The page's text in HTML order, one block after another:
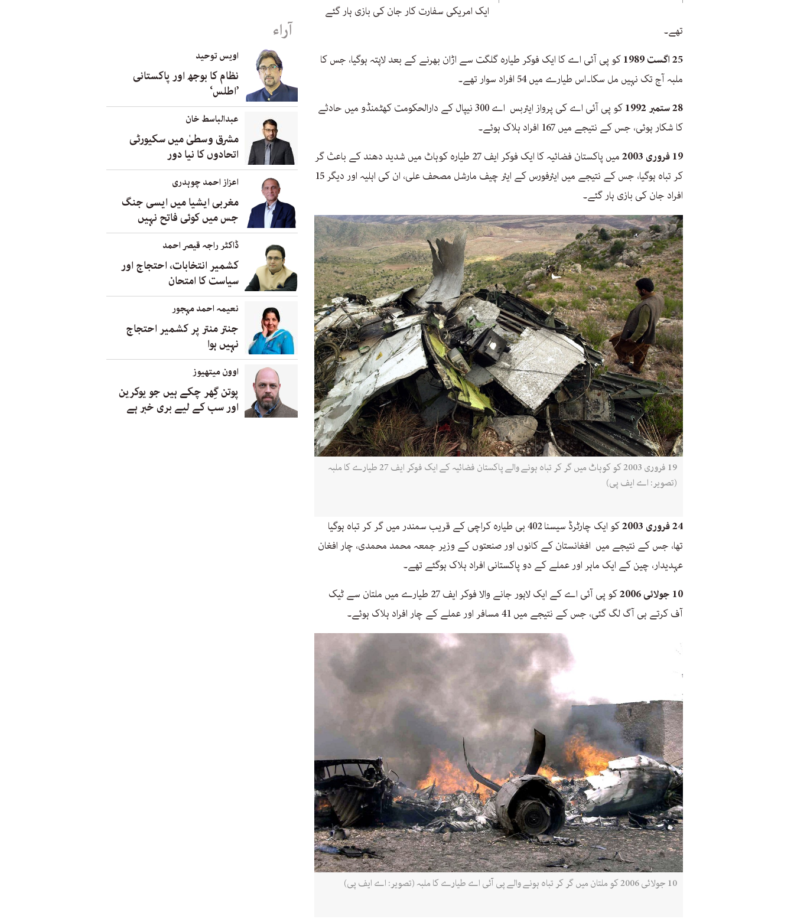
ایک امریکی سفارت کار جان کی بازی ہار گئے
تھے۔
25 اگست 1989
کو پی آئی اے کا ایک فوکر طیارہ گلگت سے اڑان بھرنے کے بعد لاپتہ ہوگیا، جس کا
ملبہ آج تک نہیں مل سکا۔اس طیارے میں 54 افراد سوار تھے۔
28 ستمبر 1992
کو پی آئی اے کی پرواز ایئربس اے 300 نیپال کے دارالحکومت کھٹمنڈو میں حادثے
کا شکار ہوئی، جس کے نتیجے میں 167 افراد ہلاک ہوئے۔
19 فروری 2003
میں پاکستان فضائیہ کا ایک فوکر ایف 27 طیارہ کوہاٹ میں شدید دھند کے باعث گر
کر تباہ ہوگیا، جس کے نتیجے میں ایئرفورس کے ایئر چیف مارشل مصحف علی، ان کی اہلیہ اور دیگر 15
افراد جان کی بازی ہار گئے۔
19 فروری 2003 کو کوہاٹ میں گر کر تباہ ہونے والے پاکستان فضائیہ کے ایک فوکر ایف 27 طیارے کا ملبہ
(تصویر: اے ایف پی)
24 فروری 2003
کو ایک چارٹرڈ سیسنا 402 بی طیارہ کراچی کے قریب سمندر میں گر کر تباہ ہوگیا
تھا، جس کے نتیجے میں افغانستان کے کانوں اور صنعتوں کے وزیر جمعہ محمد محمدی، چار افغان
عہدیدار، چین کے ایک ماہر اور عملے کے دو پاکستانی افراد ہلاک ہوگئے تھے۔
10 جولائی 2006
کو پی آئی اے کے ایک لاہور جانے والا فوکر ایف 27 طیارے میں ملتان سے ٹیک
آف کرتے ہی آگ لگ گئی، جس کے نتیجے میں 41 مسافر اور عملے کے چار افراد ہلاک ہوئے۔
10 جولائی 2006 کو ملتان میں گر کر تباہ ہونے والے پی آئی اے طیارے کا ملبہ (تصویر: اے ایف پی)
آراء
اویس توحید
نظام کا بوجھ اور پاکستانی
’اطلس‘
عبدالباسط خان
مشرق وسطیٰ میں سکیورٹی
اتحادوں کا نیا دور
اعزاز احمد چوہدری
مغربی ایشیا میں ایسی جنگ
جس میں کوئی فاتح نہیں
ڈاکٹر راجہ قیصر احمد
کشمیر انتخابات، احتجاج اور
سیاست کا امتحان
نعیمہ احمد مہجور
جنتر منتر پر کشمیر احتجاج
نہیں ہوا
اوون میتھیوز
پوتن گِھر چکے ہیں جو یوکرین
اور سب کے لیے بری خبر ہے